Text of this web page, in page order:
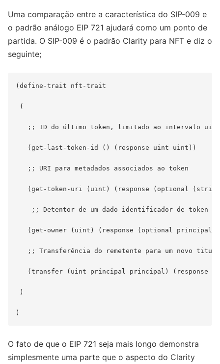
Uma comparação entre a característica do SIP-009 e
o padrão análogo EIP 721 ajudará como um ponto de
partida. O SIP-009 é o padrão Clarity para NFT e diz o
seguinte;
(define-trait nft-trait
(
   ;; ID do último token, limitado ao intervalo uint
   (get-last-token-id () (response uint uint))
   ;; URI para metadados associados ao token
(get-token-uri (uint) (response (optional
    ;; Detentor de um dado identificador de token
(get-owner (uint) (response (optional principal)
;; Transferência do remetente para um novo
(transfer (uint principal principal) (response
)
O fato de que o EIP 721 seja mais longo demonstra
simplesmente uma parte que o aspecto do Clarity